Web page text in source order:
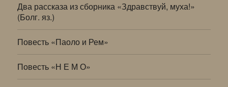
Два рассказа из сборника «Здравствуй, муха!»
(Болг. яз.)
Повесть «Паоло и Рем»
Повесть «Н Е М О»